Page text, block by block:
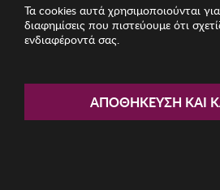
Unisex Γυαλιά
Τα cookies αυτά χρησιμοποιούνται
διαφημίσεις που πιστεύουμε ότι
ενδιαφέροντά σας.
ΑΠΟΘΉΚΕΥΣΗ ΚΑΙ